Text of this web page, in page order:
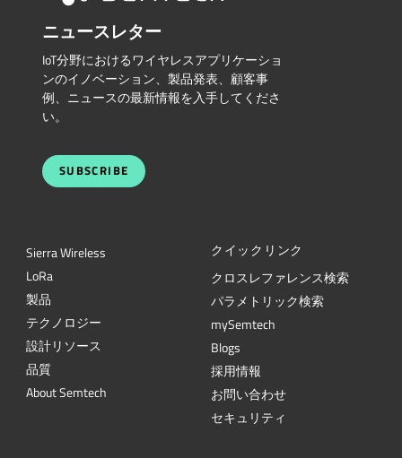
ニュースレター
IoT分野におけるワイヤレスアプリケーショ
ンのイノベーション、製品発表、顧客事
例、ニュースの最新情報を入手してくださ
い。
SUBSCRIBE
Sierra Wireless
LoRa
製品
テクノロジー
設計リソース
品質
About Semtech
クイックリンク
クロスレファレンス検索
パラメトリック検索
mySemtech
Blogs
採用情報
お問い合わせ
セキュリティ